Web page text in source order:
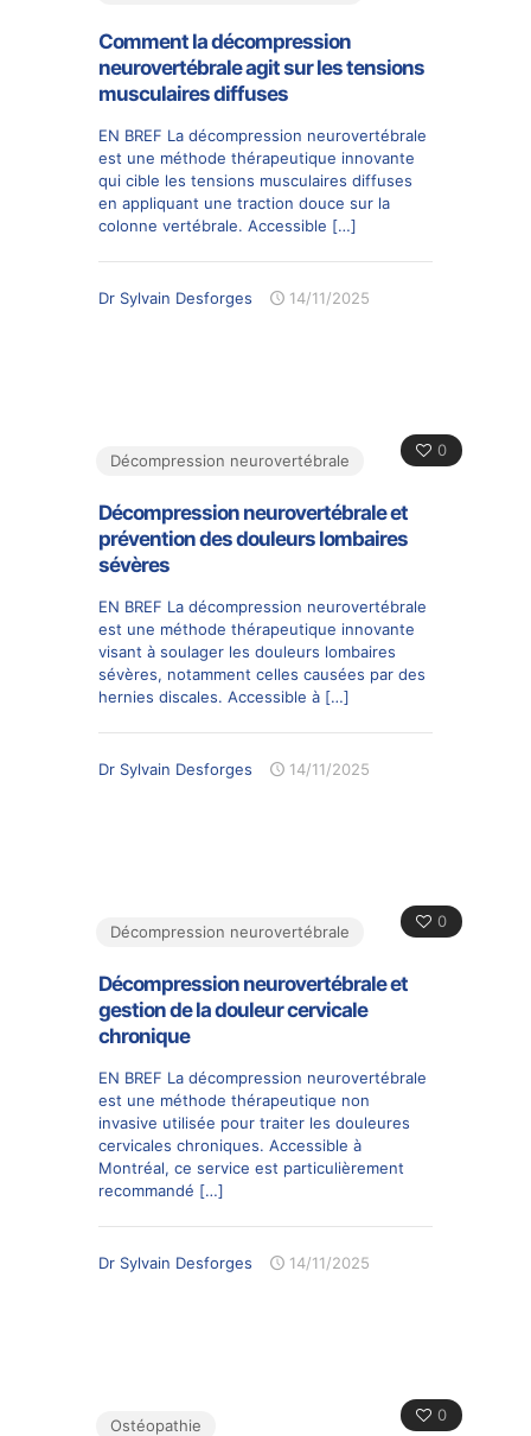
Comment la décompression
neurovertébrale agit sur les tensions
musculaires diffuses
EN BREF La décompression neurovertébrale
est une méthode thérapeutique innovante
qui cible les tensions musculaires diffuses
en appliquant une traction douce sur la
colonne vertébrale. Accessible […]
Dr Sylvain Desforges 14/11/2025
0
Décompression neurovertébrale
Décompression neurovertébrale et
prévention des douleurs lombaires
sévères
EN BREF La décompression neurovertébrale
est une méthode thérapeutique innovante
visant à soulager les douleurs lombaires
sévères, notamment celles causées par des
hernies discales. Accessible à […]
Dr Sylvain Desforges 14/11/2025
0
Décompression neurovertébrale
Décompression neurovertébrale et
gestion de la douleur cervicale
chronique
EN BREF La décompression neurovertébrale
est une méthode thérapeutique non
invasive utilisée pour traiter les douleures
cervicales chroniques. Accessible à
Montréal, ce service est particulièrement
recommandé […]
Dr Sylvain Desforges 14/11/2025
0
Ostéopathie